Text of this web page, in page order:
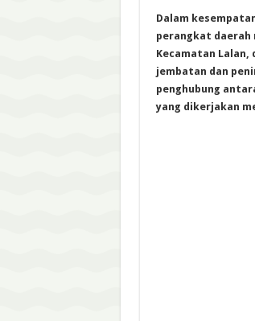
Dalam
perangkat
Kecamatan
jembatan dan
penghubung
yang dikerjakan